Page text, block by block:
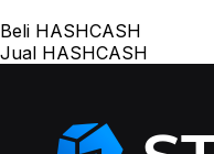
Beli HASHCASH
Jual HASHCASH